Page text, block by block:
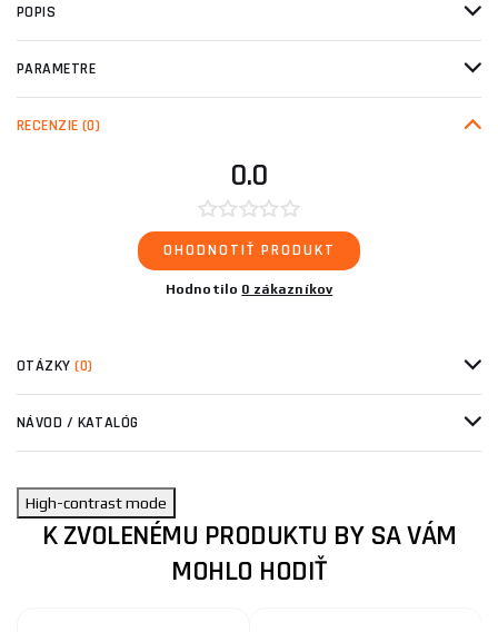
POPIS
PARAMETRE
RECENZIE (0)
0.0
OHODNOTIŤ PRODUKT
Hodnotilo 0 zákazníkov
OTÁZKY(0)
NÁVOD / KATALÓG
High-contrast mode
K ZVOLENÉMU PRODUKTU BY SA VÁM
MOHLO HODIŤ